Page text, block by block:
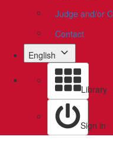
Judge and/or
Contact
English
Library
Sign in